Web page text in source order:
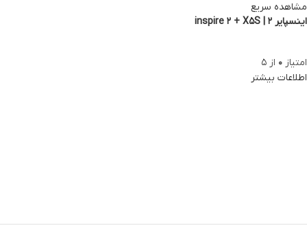
مشاهده سریع
اینسپایر 2 | inspire 2 + X5S
امتیاز 0 از 5
اطلاعات بیشتر